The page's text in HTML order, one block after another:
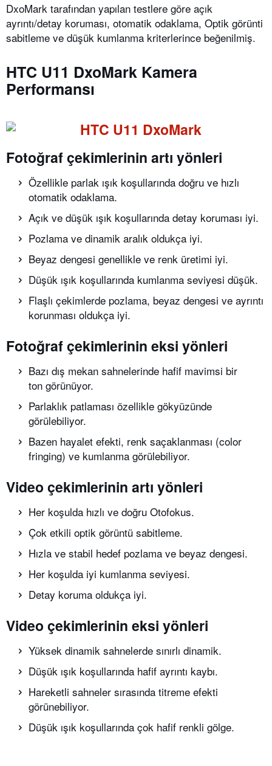
DxoMark tarafından yapılan testlere göre açık
ayrıntı/detay koruması, otomatik odaklama, Optik görünti
sabitleme ve düşük kumlanma kriterlerince beğenilmiş.
HTC U11 DxoMark Kamera
Performansı
Fotoğraf çekimlerinin artı yönleri
Özellikle parlak ışık koşullarında doğru ve hızlı
otomatik odaklama.
Açık ve düşük ışık koşullarında detay koruması iyi.
Pozlama ve dinamik aralık oldukça iyi.
Beyaz dengesi genellikle ve renk üretimi iyi.
Düşük ışık koşullarında kumlanma seviyesi düşük.
Flaşlı çekimlerde pozlama, beyaz dengesi ve ayrıntı
korunması oldukça iyi.
Fotoğraf çekimlerinin eksi yönleri
Bazı dış mekan sahnelerinde hafif mavimsi bir
ton görünüyor.
Parlaklık patlaması özellikle gökyüzünde
görülebiliyor.
Bazen hayalet efekti, renk saçaklanması (color
fringing) ve kumlanma görülebiliyor.
Video çekimlerinin artı yönleri
Her koşulda hızlı ve doğru Otofokus.
Çok etkili optik görüntü sabitleme.
Hızla ve stabil hedef pozlama ve beyaz dengesi.
Her koşulda iyi kumlanma seviyesi.
Detay koruma oldukça iyi.
Video çekimlerinin eksi yönleri
Yüksek dinamik sahnelerde sınırlı dinamik.
Düşük ışık koşullarında hafif ayrıntı kaybı.
Hareketli sahneler sırasında titreme efekti
görünebiliyor.
Düşük ışık koşullarında çok hafif renkli gölge.